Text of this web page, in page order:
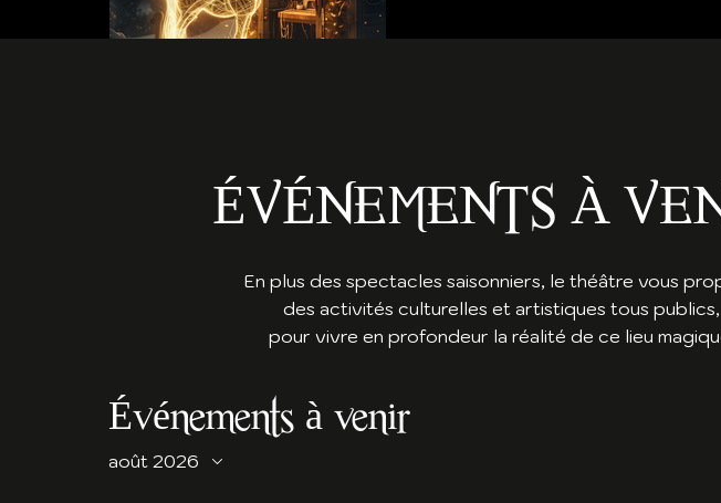
ÉVÉNEMENTS À
En plus des spectacles saisonniers, le théâtre vous
des activités culturelles et artistiques tous publics,
pour vivre en profondeur la réalité de ce lieu
Événements à venir
août 2026